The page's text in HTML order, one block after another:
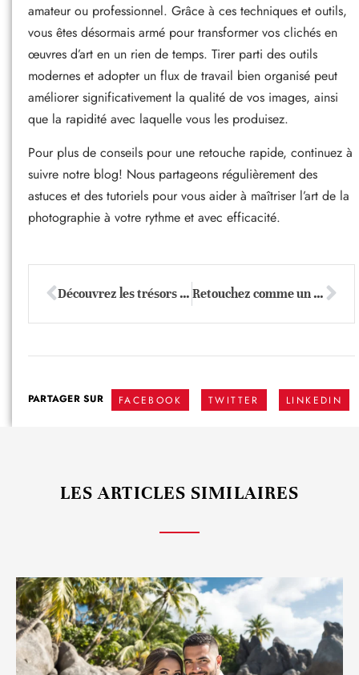
amateur ou professionnel. Grâce à ces techniques et outils,
vous êtes désormais armé pour transformer vos clichés en
œuvres d’art en un rien de temps. Tirer parti des outils
modernes et adopter un flux de travail bien organisé peut
améliorer significativement la qualité de vos images, ainsi
que la rapidité avec laquelle vous les produisez.
Pour plus de conseils pour une retouche rapide, continuez à
suivre notre blog! Nous partageons régulièrement des
astuces et des tutoriels pour vous aider à maîtriser l’art de la
photographie à votre rythme et avec efficacité.
Découvrez les trésors cachés des outils d’édition photo gratuits en ligne Retouchez comme un pro : secrets surprenants pour sublimer vos photos
PARTAGER SUR FACEBOOK TWITTER LINKEDIN
LES ARTICLES SIMILAIRES